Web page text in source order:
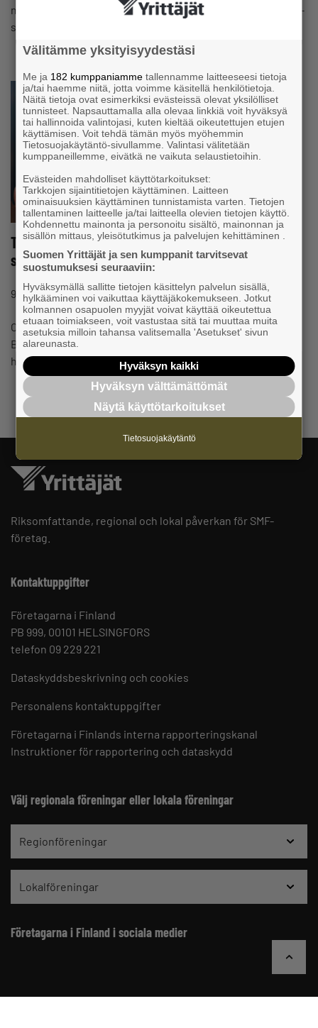
namn. Cybersäkerhetscentret vid Traficom varnar för bluff­
samtal där bedragare utger sig för att…
Telefonbedrägerierna ökar – företagen i
skottgluggen
9.12.2024 18:41 Nyhet #BEDRÄGERIER
Olle Nynäs från Korsnäs har under några år drivit företaget
Bygg – Rakennus Olle Kb. Han registrerade sitt företag
hösten…
Riksomfattande, regional och lokal påverkan för SMF-
företag.
Kontaktuppgifter
Företagarna i Finland
PB 999, 00101 HELSINGFORS
telefon 09 229 221
Dataskyddsbeskrivning och cookies
Personalens kontaktuppgifter
Företagarna i Finlands interna rapporteringskanal
Instruktioner för rapportering och dataskydd
Välj regionala föreningar eller lokala föreningar
Regionföreningar
Lokalföreningar
Företagarna i Finland i sociala medier
Välitämme yksityisyydestäsi
Me ja 182 kumppaniamme tallennamme laitteeseesi tietoja
ja/tai haemme niitä, jotta voimme käsitellä henkilötietoja.
Näitä tietoja ovat esimerkiksi evästeissä olevat yksilölliset
tunnisteet. Napsauttamalla alla olevaa linkkiä voit hyväksyä
tai hallinnoida valintojasi, kuten kieltää oikeutettujen etujen
käyttämisen. Voit tehdä tämän myös myöhemmin
Tietosuojakäytäntö-sivullamme. Valintasi välitetään
kumppaneillemme, eivätkä ne vaikuta selaustietoihin.
Evästeiden mahdolliset käyttötarkoitukset:
Tarkkojen sijaintitietojen käyttäminen. Laitteen
ominaisuuksien käyttäminen tunnistamista varten. Tietojen
tallentaminen laitteelle ja/tai laitteella olevien tietojen käyttö.
Kohdennettu mainonta ja personoitu sisältö, mainonnan ja
sisällön mittaus, yleisötutkimus ja palvelujen kehittäminen .
Suomen Yrittäjät ja sen kumppanit tarvitsevat
suostumuksesi seuraaviin:
Hyväksymällä sallitte tietojen käsittelyn palvelun sisällä,
hylkääminen voi vaikuttaa käyttäjäkokemukseen. Jotkut
kolmannen osapuolen myyjät voivat käyttää oikeutettua
etuaan toimiakseen, voit vastustaa sitä tai muuttaa muita
asetuksia milloin tahansa valitsemalla 'Asetukset' sivun
alareunasta.
Hyväksyn kaikki
Hyväksyn välttämättömät
Näytä käyttötarkoitukset
Tietosuojakäytäntö